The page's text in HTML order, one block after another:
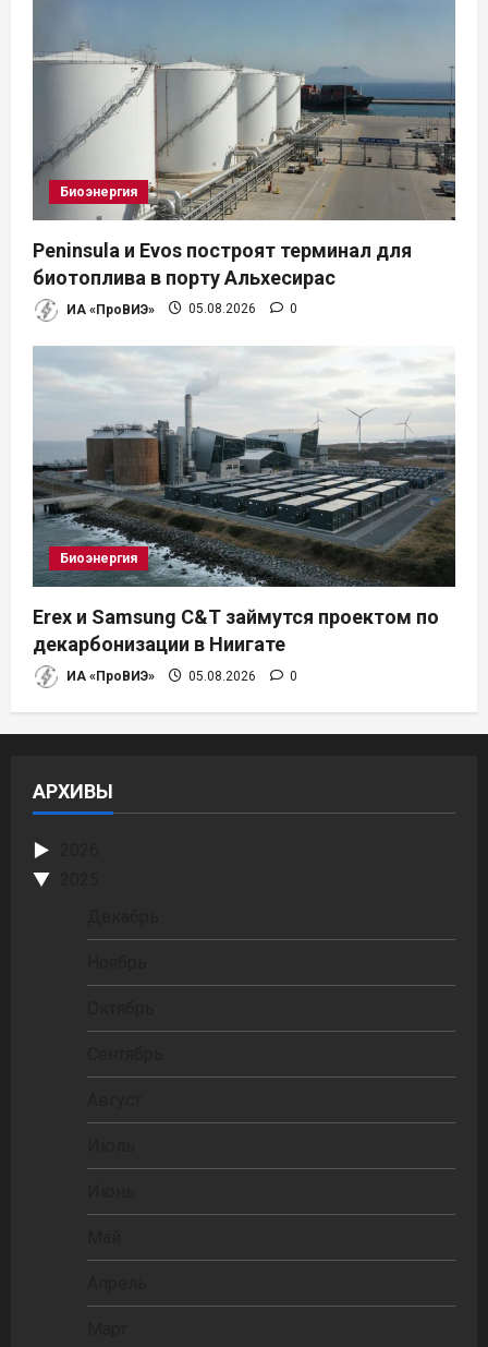
Биоэнергия
Peninsula и Evos построят терминал для
биотоплива в порту Альхесирас
ИА «ПроВИЭ» 05.08.2026 0
Биоэнергия
Erex и Samsung C&T займутся проектом по
декарбонизации в Ниигате
ИА «ПроВИЭ» 05.08.2026 0
АРХИВЫ